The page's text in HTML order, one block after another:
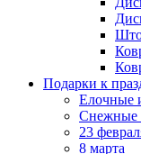
Подарки к
Елочные
Снежные
23
8 марта